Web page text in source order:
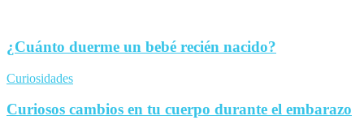
¿Cuánto duerme un bebé recién nacido?
Curiosidades
Curiosos cambios en tu cuerpo durante el embarazo